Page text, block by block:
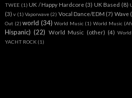
TWEE (1) UK / Happy Hardcore (3) UK Based (8)
(3) v (1) Vaporwave (2) Vocal Dance/EDM (7) Wave
Out (2) world (34) World Music (1) World Music
Hispanic) (22) World Music (other) (4)
YACHT ROCK (1)